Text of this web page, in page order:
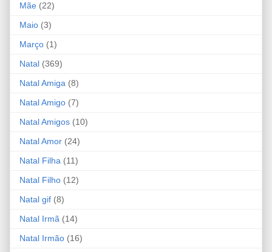
Mãe (22)
Maio (3)
Março (1)
Natal (369)
Natal Amiga (8)
Natal Amigo (7)
Natal Amigos (10)
Natal Amor (24)
Natal Filha (11)
Natal Filho (12)
Natal gif (8)
Natal Irmã (14)
Natal Irmão (16)